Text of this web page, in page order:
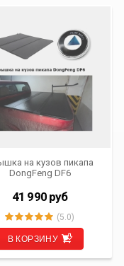
на кузов пикапа
DongFeng DF6
41 990 руб
(5.0)
В КОРЗИНУ